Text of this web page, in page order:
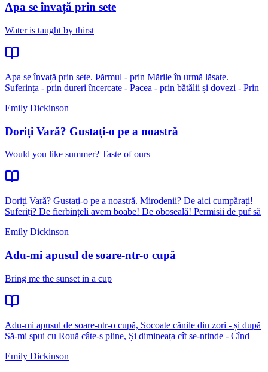
Apa se învață prin sete
Water is taught by thirst
Apa se învață prin sete. Þărmul - prin Mările în urmă lăsate.
Suferința - prin dureri încercate - Pacea - prin bătălii și dovezi - Prin
Emily Dickinson
Doriți Vară? Gustați-o pe a noastră
Would you like summer? Taste of ours
Doriți Vară? Gustați-o pe a noastră. Mirodenii? De aici cumpărați!
Suferiți? De fierbințeli avem boabe! De oboseală! Permisii de puf să
Emily Dickinson
Adu-mi apusul de soare-ntr-o cupă
Bring me the sunset in a cup
Adu-mi apusul de soare-ntr-o cupă, Socoate cănile din zori - și după
Să-mi spui cu Rouă câte-s pline, Și dimineața cît se-ntinde - Cînd
Emily Dickinson